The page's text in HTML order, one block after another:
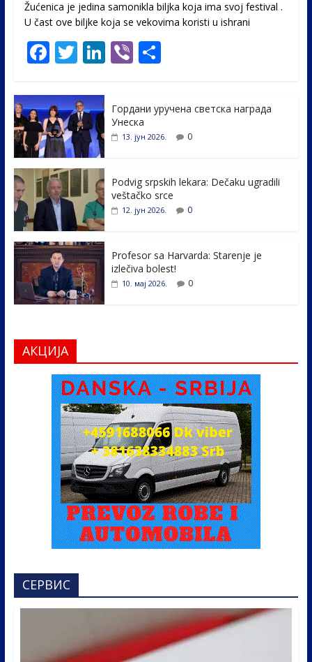
Žućenica je jedina samonikla biljka koja ima svoj festival .
U čast ovе biljke koja se vekovima koristi u ishrani
F
e
b
o
o
k
T
itt
er
Li
e
dI
Vi S
e
Гордани уручена светска награда
Унеска
13. јун 2026. 0
Podvig srpskih lekara: Dečaku ugradili
veštačko srce
12. јун 2026. 0
Profesor sa Harvarda: Starenje je
izlečiva bolest!
10. мај 2026. 0
АКЦИЈА
СЕРВИС